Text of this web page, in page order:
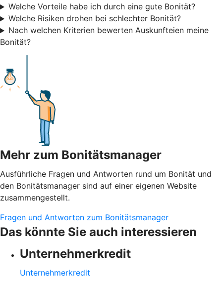
Welche Vorteile habe ich durch eine gute Bonität?
Welche Risiken drohen bei schlechter Bonität?
Nach welchen Kriterien bewerten Auskunfteien meine
Bonität?
Mehr zum Bonitätsmanager
Ausführliche Fragen und Antworten rund um Bonität und
den Bonitätsmanager sind auf einer eigenen Website
zusammengestellt.
Fragen und Antworten zum Bonitätsmanager
Das könnte Sie auch interessieren
Unternehmerkredit
Unternehmerkredit